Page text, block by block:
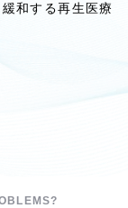
和する再生医療